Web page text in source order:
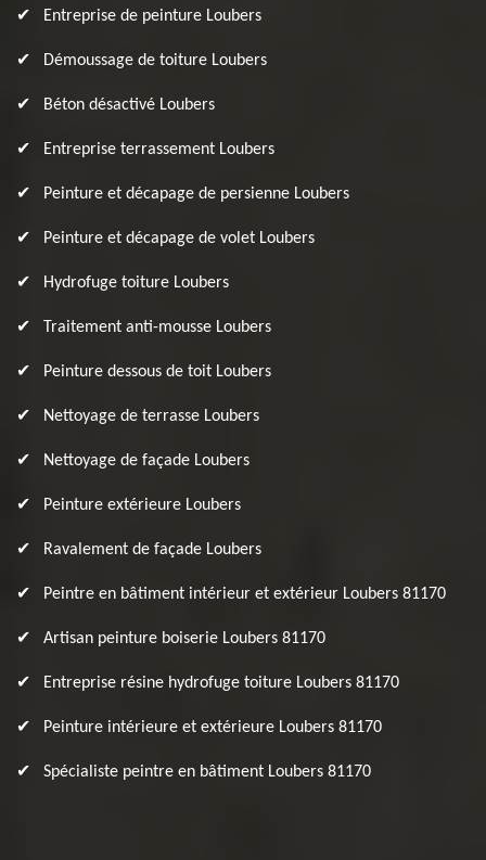
Entreprise de peinture Loubers
Démoussage de toiture Loubers
Béton désactivé Loubers
Entreprise terrassement Loubers
Peinture et décapage de persienne Loubers
Peinture et décapage de volet Loubers
Hydrofuge toiture Loubers
Traitement anti-mousse Loubers
Peinture dessous de toit Loubers
Nettoyage de terrasse Loubers
Nettoyage de façade Loubers
Peinture extérieure Loubers
Ravalement de façade Loubers
Peintre en bâtiment intérieur et extérieur Loubers 81170
Artisan peinture boiserie Loubers 81170
Entreprise résine hydrofuge toiture Loubers 81170
Peinture intérieure et extérieure Loubers 81170
Spécialiste peintre en bâtiment Loubers 81170